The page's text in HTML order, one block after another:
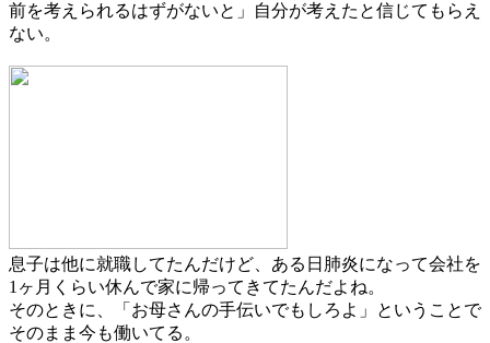
前を考えられるはずがないと」自分が考えたと信じてもらえ
ない。
息子は他に就職してたんだけど、ある日肺炎になって会社を
1ヶ月くらい休んで家に帰ってきてたんだよね。
そのときに、「お母さんの手伝いでもしろよ」ということで
そのまま今も働いてる。